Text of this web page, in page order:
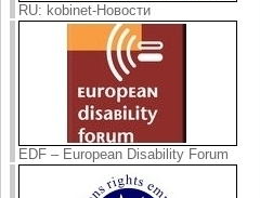
RU: kobinet-Новости
EDF – European Disability Forum